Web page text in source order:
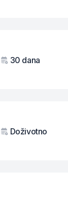
Važenje
30 dana
Važenje
Doživotno